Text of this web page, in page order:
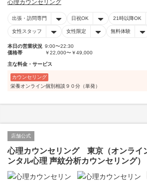
心理カウンセリング
出張・訪問専門 日祝OK 21時以降OK
女性スタッフ 女性限定 無料体験
本日の営業状況 9:00〜22:30
価格帯
￥22,000〜￥49,000
主な料金・サービス
カウンセリング
栄養オンライン個別相談９０分（単発）
店舗公式
心理カウンセリング 東京（オンライ
ンタル心理 声紋分析カウンセリング）